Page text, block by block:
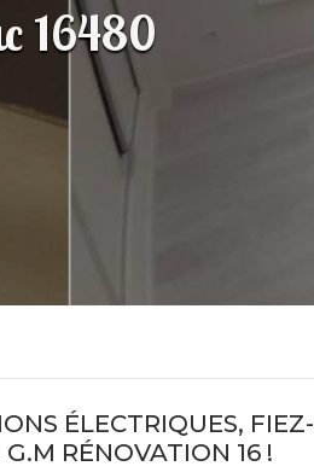
16480
ÉLECTRIQUES, FIEZ-
RÉNOVATION 16 !